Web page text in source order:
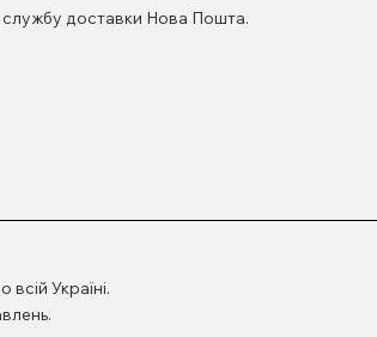
службу доставки Нова Пошта.
Україні.